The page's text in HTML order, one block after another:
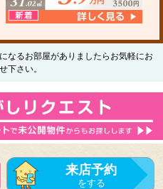
なるお部屋がありましたらお気軽にお
下さい。
来店予約
をする